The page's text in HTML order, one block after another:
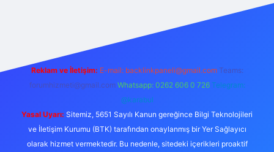
Reklam ve İletişim: E-mail: backlinkpaneli@gmail.com Teams:
forumhizmeti@gmail.com Whatsapp: 0262 606 0 726 Telegram:
@karabul
Yasal Uyarı: Sitemiz, 5651 Sayılı Kanun gereğince Bilgi Teknolojileri
ve İletişim Kurumu (BTK) tarafından onaylanmış bir Yer Sağlayıcı
olarak hizmet vermektedir. Bu nedenle, sitedeki içerikleri proaktif